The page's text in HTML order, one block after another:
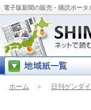
電子版新聞の販売・購読ポー
ホーム ＞ 日刊ゲンダ